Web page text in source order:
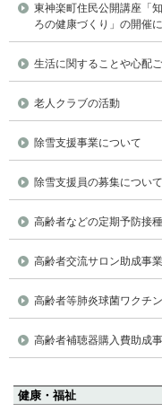
東神楽町住民公開講座「
ろの健康づくり」の開催
生活に関することや心配
老人クラブの活動
除雪支援事業について
除雪支援員の募集について
高齢者などの定期予防接
高齢者交流サロン助成事
高齢者等肺炎球菌ワクチ
高齢者補聴器購入費助成
ペ健康・福祉